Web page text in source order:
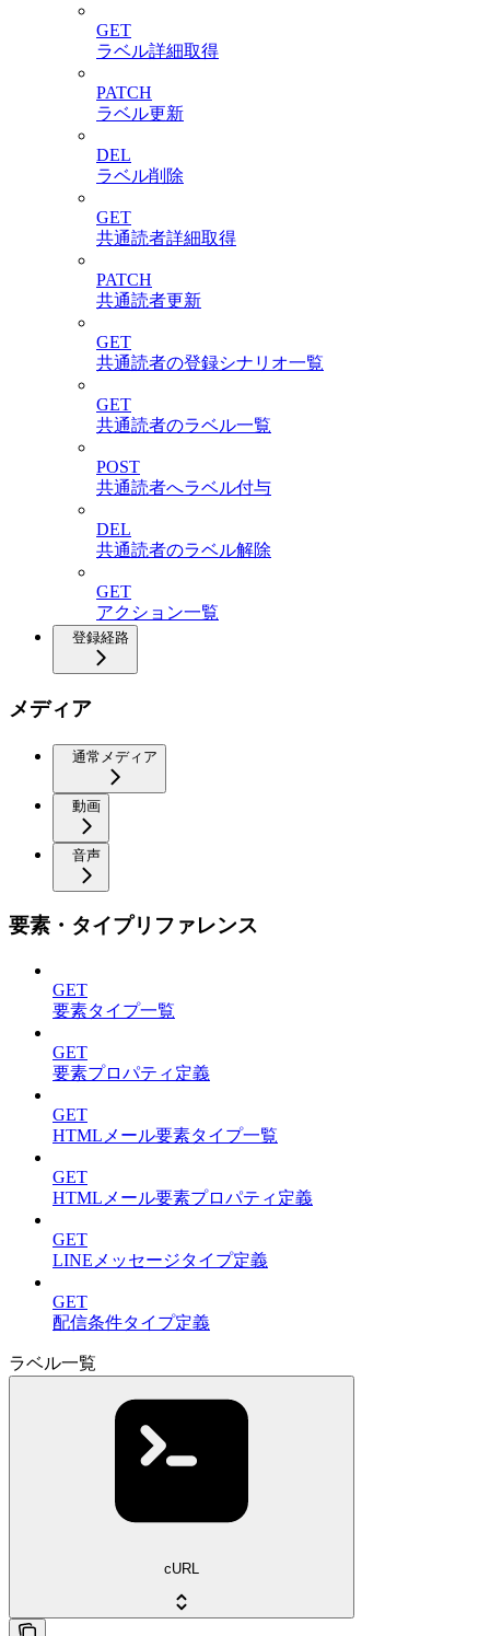
GET
ラベル詳細取得
PATCH
ラベル更新
DEL
ラベル削除
GET
共通読者詳細取得
PATCH
共通読者更新
GET
共通読者の登録シナリオ一覧
GET
共通読者のラベル一覧
POST
共通読者へラベル付与
DEL
共通読者のラベル解除
GET
アクション一覧
登録経路
メディア
通常メディア
動画
音声
要素・タイプリファレンス
GET
要素タイプ一覧
GET
要素プロパティ定義
GET
HTMLメール要素タイプ一覧
GET
HTMLメール要素プロパティ定義
GET
LINEメッセージタイプ定義
GET
配信条件タイプ定義
ラベル一覧
cURL